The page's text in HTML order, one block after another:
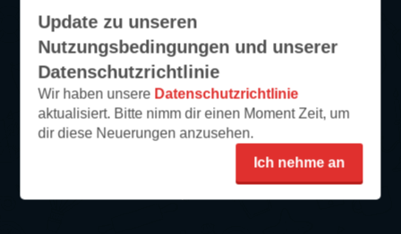
Update zu unseren
Nutzungsbedingungen und unserer
Datenschutzrichtlinie
Wir haben unsere Datenschutzrichtlinie
aktualisiert. Bitte nimm dir einen Moment Zeit, um
dir diese Neuerungen anzusehen.
Ich nehme an
Service
So funktioniert‘s
FAQ
Newsletter abonnieren